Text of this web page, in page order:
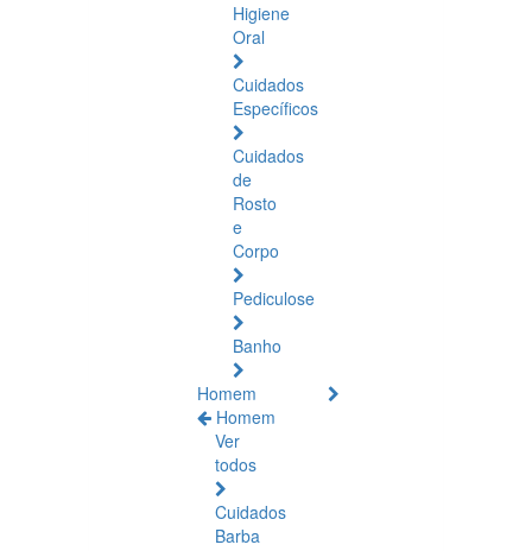
Higiene
Oral
Cuidados
Específicos
Cuidados
de
Rosto
e
Corpo
Pediculose
Banho
Homem
Homem
Ver
todos
Cuidados
Barba